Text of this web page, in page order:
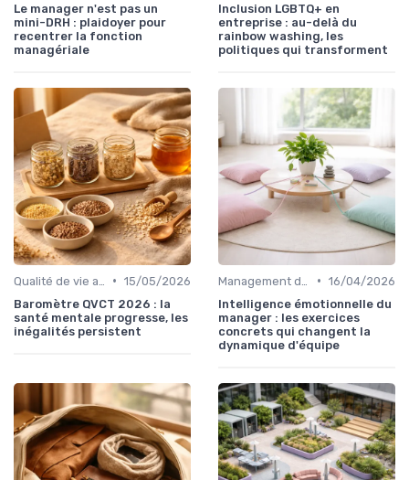
Le manager n'est pas un
mini-DRH : plaidoyer pour
recentrer la fonction
managériale
Inclusion LGBTQ+ en
entreprise : au-delà du
rainbow washing, les
politiques qui transforment
• 15/05/2026
Baromètre QVCT 2026 : la
santé mentale progresse, les
inégalités persistent
• 16/04/2026
Intelligence émotionnelle du
manager : les exercices
concrets qui changent la
dynamique d'équipe